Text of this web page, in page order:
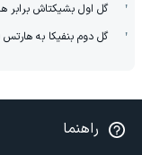
گل اول بشیکتاش برابر
گل دوم بنفیکا به هارتس
راهنما